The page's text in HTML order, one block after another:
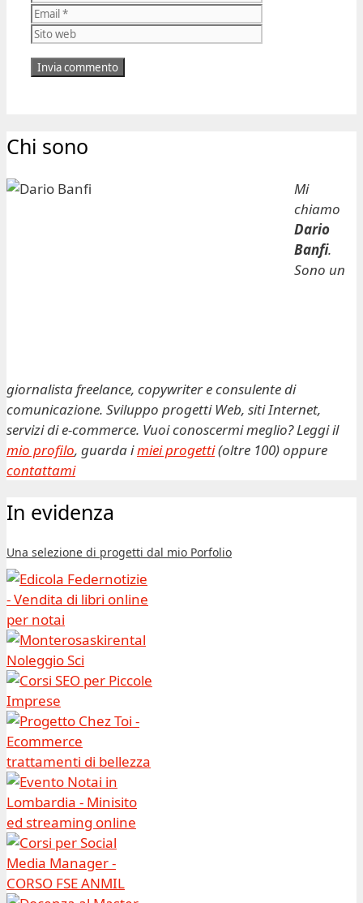
Chi sono
Mi
chiamo
Dario
Banfi.
Sono un
giornalista freelance, copywriter e consulente di
comunicazione. Sviluppo progetti Web, siti Internet,
servizi di e-commerce. Vuoi conoscermi meglio? Leggi il
mio profilo, guarda imiei progetti(oltre 100) oppure
contattami
In evidenza
Una selezione di progetti dal mio Porfolio